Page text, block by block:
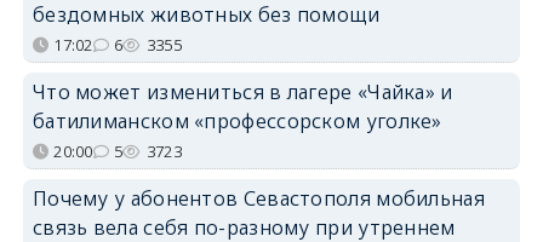
бездомных животных без помощи
17:02 6 3355
Что может измениться в лагере «Чайка» и
батилиманском «профессорском уголке»
20:00 5 3723
Почему у абонентов Севастополя мобильная
связь вела себя по-разному при утреннем